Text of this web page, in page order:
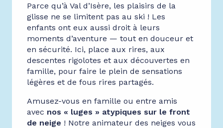
Parce qu’à Val d’Isère, les plaisirs de la
glisse ne se limitent pas au ski ! Les
enfants ont eux aussi droit à leurs
moments d’aventure — tout en douceur et
en sécurité. Ici, place aux rires, aux
descentes rigolotes et aux découvertes en
famille, pour faire le plein de sensations
légères et de fous rires partagés.
Amusez-vous en famille ou entre amis
avec nos « luges » atypiques sur le front
de neige ! Notre animateur des neiges vous